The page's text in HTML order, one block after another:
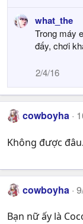
what_the
Trong máy
đấy, chơi
2/4/16
cowboyha
Không được đâu.
cowboyha
Bạn nữ ấy là